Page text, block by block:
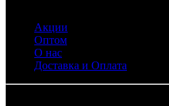
Акции
Оптом
О нас
Доставка и Оплата